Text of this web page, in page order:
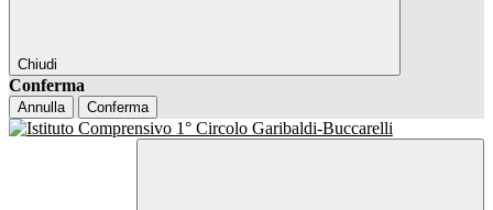
Chiudi
Conferma
Annulla Conferma